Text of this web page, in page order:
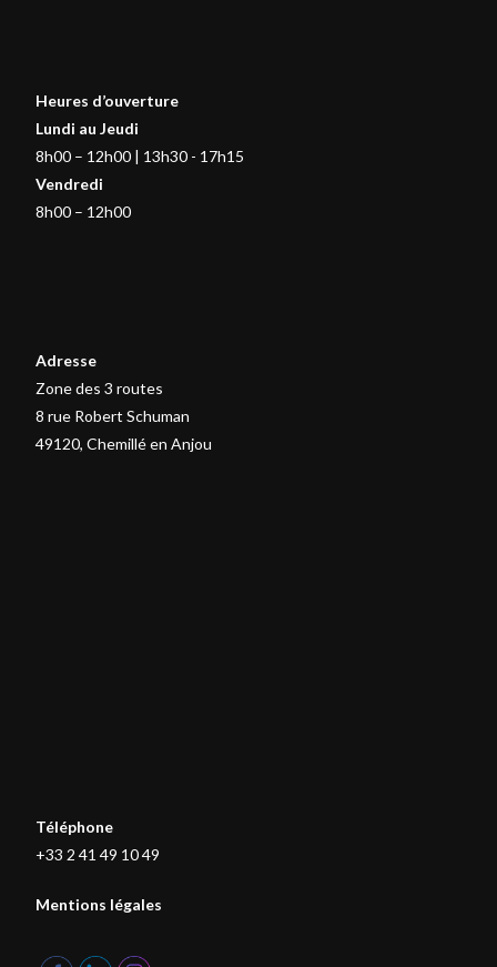
Heures d’ouverture
Lundi au Jeudi
8h00 – 12h00 | 13h30 - 17h15
Vendredi
8h00 – 12h00
Adresse
Zone des 3 routes
8 rue Robert Schuman
49120, Chemillé en Anjou
Téléphone
+33 2 41 49 10 49
Mentions légales